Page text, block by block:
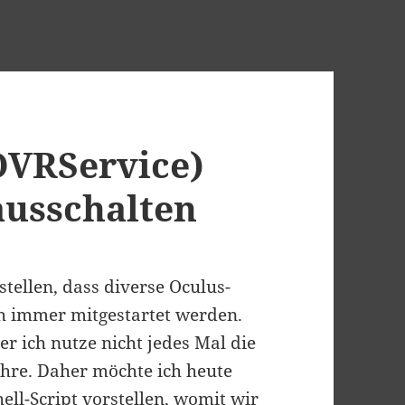
dass diverse Oculus-
immer mitgestartet werden.
ich nutze nicht jedes Mal die
Daher möchte ich heute
Script vorstellen, womit wir